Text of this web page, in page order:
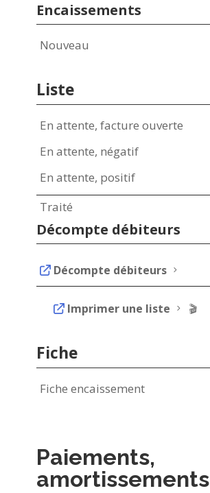
Encaissements
Nouveau
Liste
En attente, facture ouverte
En attente, négatif
En attente, positif
Traité
Décompte débiteurs
Décompte débiteurs 5
Imprimer une liste 5 🎬
Fiche
Fiche encaissement
Paiements,
amortissements